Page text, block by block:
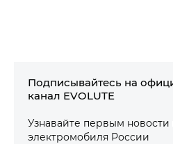
Подписывайтесь на
канал EVOLUTE
Узнавайте первым новости
электромобиля России